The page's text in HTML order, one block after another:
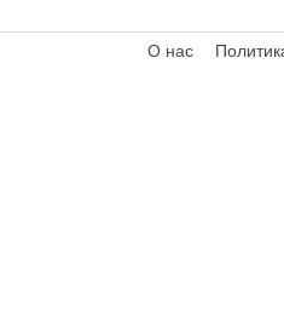
О нас